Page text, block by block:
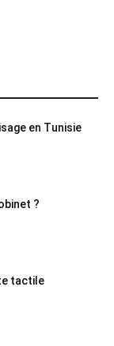
en Tunisie
?
tactile